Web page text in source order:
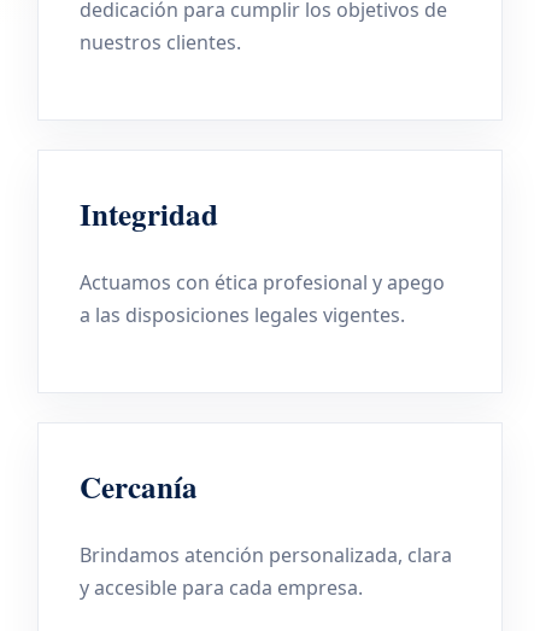
dedicación para cumplir los objetivos de
nuestros clientes.
Integridad
Actuamos con ética profesional y apego
a las disposiciones legales vigentes.
Cercanía
Brindamos atención personalizada, clara
y accesible para cada empresa.